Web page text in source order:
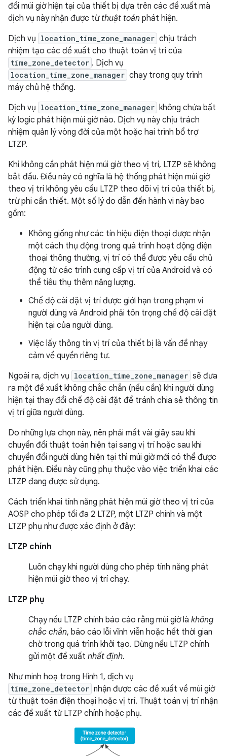
đổi múi giờ hiện tại của thiết bị dựa trên các đề xuất mà
dịch vụ này nhận được từ thuật toán phát hiện.
Dịch vụ location_time_zone_manager chịu trách
nhiệm tạo các đề xuất cho thuật toán vị trí của
time_zone_detector . Dịch vụ
location_time_zone_manager chạy trong quy trình
máy chủ hệ thống.
Dịch vụ location_time_zone_manager không chứa bất
kỳ logic phát hiện múi giờ nào. Dịch vụ này chịu trách
nhiệm quản lý vòng đời của một hoặc hai trình bổ trợ
LTZP.
Khi không cần phát hiện múi giờ theo vị trí, LTZP sẽ không
bắt đầu. Điều này có nghĩa là hệ thống phát hiện múi giờ
theo vị trí không yêu cầu LTZP theo dõi vị trí của thiết bị,
trừ phi cần thiết. Một số lý do dẫn đến hành vi này bao
gồm:
Không giống như các tín hiệu điện thoại được nhận
một cách thụ động trong quá trình hoạt động điện
thoại thông thường, vị trí có thể được yêu cầu chủ
động từ các trình cung cấp vị trí của Android và có
thể tiêu thụ thêm năng lượng.
Chế độ cài đặt vị trí được giới hạn trong phạm vi
người dùng và Android phải tôn trọng chế độ cài đặt
hiện tại của người dùng.
Việc lấy thông tin vị trí của thiết bị là vấn đề nhạy
cảm về quyền riêng tư.
Ngoài ra, dịch vụ location_time_zone_manager sẽ đưa
ra một đề xuất không chắc chắn (nếu cần) khi người dùng
hiện tại thay đổi chế độ cài đặt để tránh chia sẻ thông tin
vị trí giữa người dùng.
Do những lựa chọn này, nên phải mất vài giây sau khi
chuyển đổi thuật toán hiện tại sang vị trí hoặc sau khi
chuyển đổi người dùng hiện tại thì múi giờ mới có thể được
phát hiện. Điều này cũng phụ thuộc vào việc triển khai các
LTZP đang được sử dụng.
Cách triển khai tính năng phát hiện múi giờ theo vị trí của
AOSP cho phép tối đa 2 LTZP, một LTZP chính và một
LTZP phụ như được xác định ở đây:
LTZP chính
Luôn chạy khi người dùng cho phép tính năng phát
hiện múi giờ theo vị trí chạy.
LTZP phụ
Chạy nếu LTZP chính báo cáo rằng múi giờ là không
chắc chắn, báo cáo lỗi vĩnh viễn hoặc hết thời gian
chờ trong quá trình khởi tạo. Dừng nếu LTZP chính
gửi một đề xuất nhất định.
Như minh hoạ trong Hình 1, dịch vụ
time_zone_detector nhận được các đề xuất về múi giờ
từ thuật toán điện thoại hoặc vị trí. Thuật toán vị trí nhận
các đề xuất từ LTZP chính hoặc phụ.